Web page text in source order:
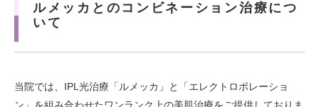
ルメッカとのコンビネーション治療につ
いて
当院では、IPL光治療「ルメッカ」と「エレクトロポレーショ